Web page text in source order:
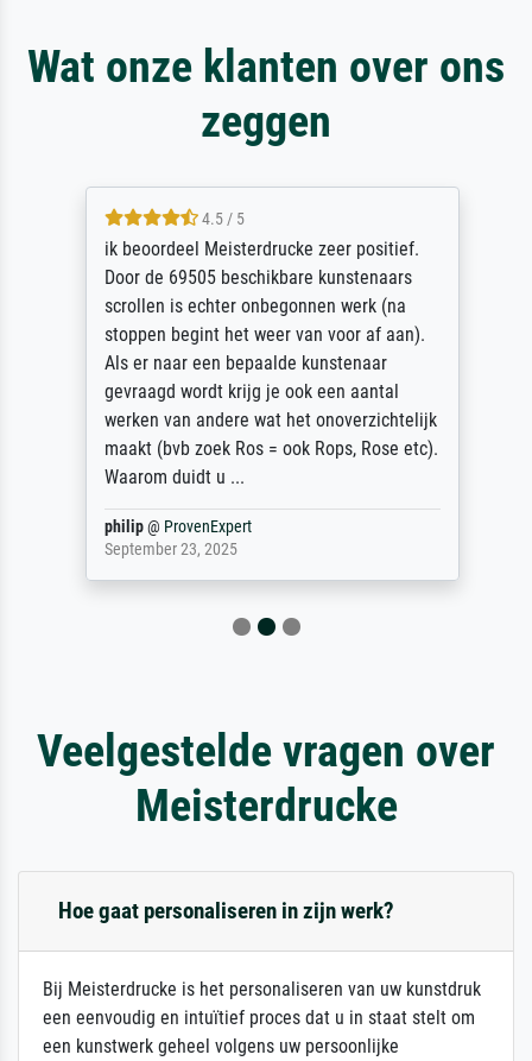
Wat onze klanten over ons
zeggen
4.5 / 5
ik beoordeel Meisterdrucke zeer positief.
Door de 69505 beschikbare kunstenaars
scrollen is echter onbegonnen werk (na
stoppen begint het weer van voor af aan).
Als er naar een bepaalde kunstenaar
gevraagd wordt krijg je ook een aantal
werken van andere wat het onoverzichtelijk
maakt (bvb zoek Ros = ook Rops, Rose etc).
Waarom duidt u ...
philip@ProvenExpert
September 23, 2025
Veelgestelde vragen over
Meisterdrucke
Hoe gaat personaliseren in zijn werk?
Bij Meisterdrucke is het personaliseren van uw kunstdruk
een eenvoudig en intuïtief proces dat u in staat stelt om
een kunstwerk geheel volgens uw persoonlijke